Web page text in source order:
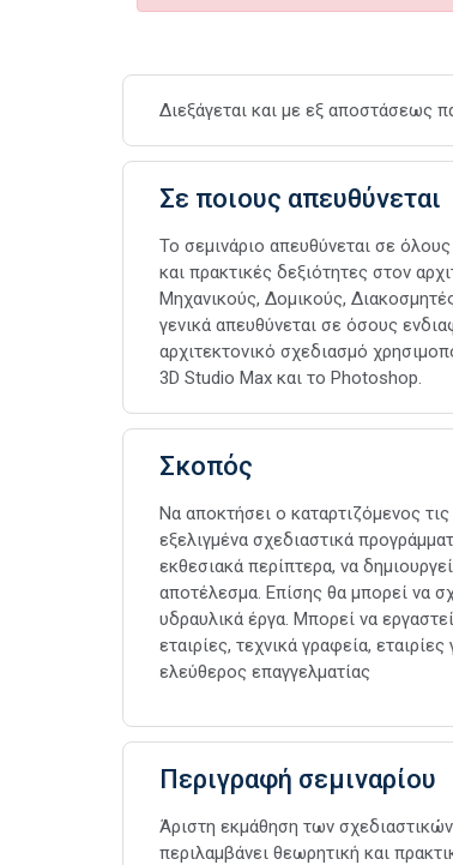
Διεξάγεται και με εξ αποστάσεως
Σε ποιους απευθύνεται
Το σεμινάριο απευθύνεται σε
και πρακτικές δεξιότητες στον
Μηχανικούς, Δομικούς,
γενικά απευθύνεται σε όσους
αρχιτεκτονικό σχεδιασμό
3D Studio Max και το Photoshop.
Σκοπός
Να αποκτήσει ο καταρτιζόμενος
εξελιγμένα σχεδιαστικά
εκθεσιακά περίπτερα, να
αποτέλεσμα. Επίσης θα μπορεί να
υδραυλικά έργα. Μπορεί να
εταιρίες, τεχνικά γραφεία,
ελεύθερος επαγγελματίας
Περιγραφή σεμιναρίου
Άριστη εκμάθηση των
περιλαμβάνει θεωρητική και